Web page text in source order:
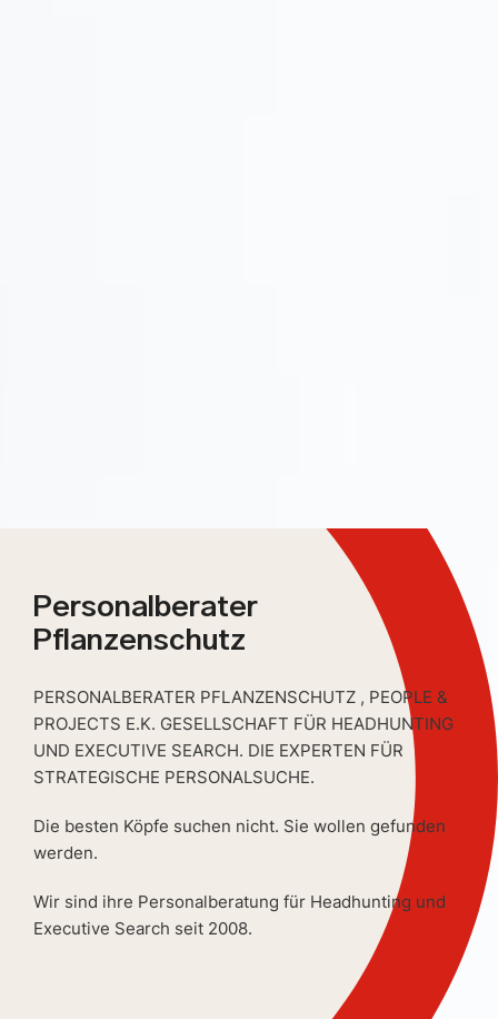
Personalberater
Pflanzenschutz
PERSONALBERATER PFLANZENSCHUTZ , PEOPLE &
PROJECTS E.K. GESELLSCHAFT FÜR HEADHUNTING
UND EXECUTIVE SEARCH. DIE EXPERTEN FÜR
STRATEGISCHE PERSONALSUCHE.
Die besten Köpfe suchen nicht. Sie wollen gefunden
werden.
Wir sind ihre Personalberatung für Headhunting und
Executive Search seit 2008.